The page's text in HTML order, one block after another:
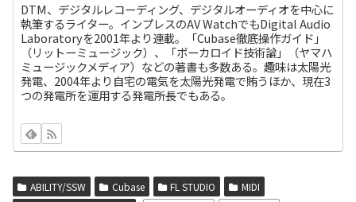
DTM、デジタルレコーディング、デジタルオーディオを中心に
執筆するライター。インプレスのAV WatchでもDigital Audio
Laboratoryを2001年より連載。「Cubase徹底操作ガイド」
（リットーミュージック）、「ボーカロイド技術論」（ヤマハ
ミュージックメディア）などの著書も多数ある。趣味は太陽光
発電、2004年より自宅の電気を太陽光発電で賄うほか、現在3
つの発電所を運用する発電所長でもある。
ABILITY/SSW Cubase FL STUDIO
MIDI